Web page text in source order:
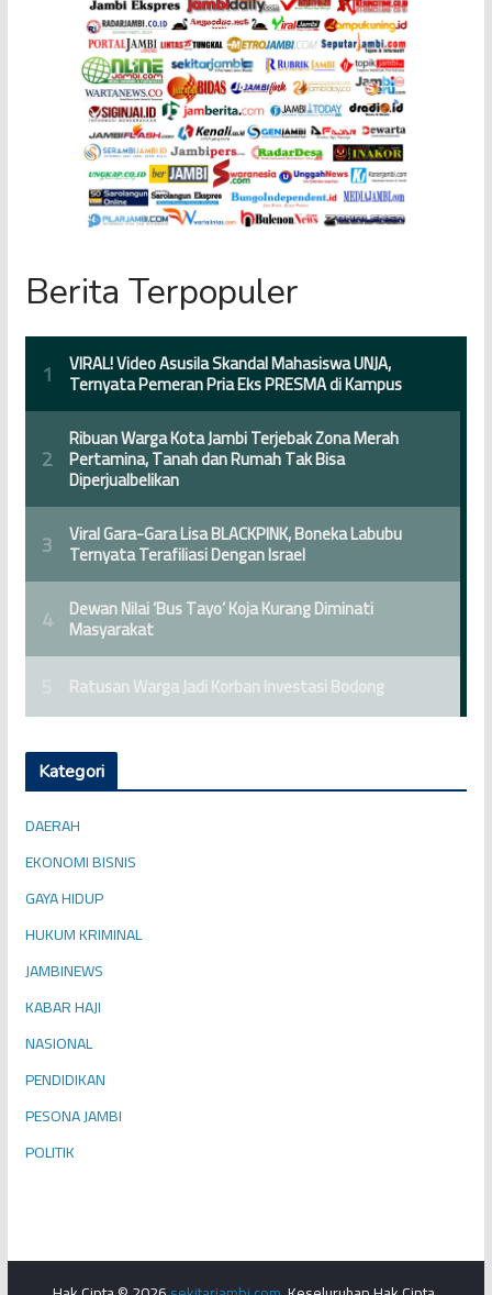
Berita Terpopuler
Kategori
DAERAH
EKONOMI BISNIS
GAYA HIDUP
HUKUM KRIMINAL
JAMBINEWS
KABAR HAJI
NASIONAL
PENDIDIKAN
PESONA JAMBI
POLITIK